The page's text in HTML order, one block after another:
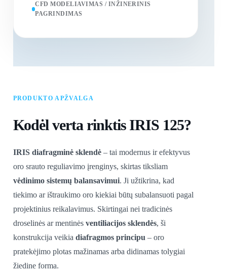
CFD MODELIAVIMAS / INŽINERINIS
PAGRINDIMAS
PRODUKTO APŽVALGA
Kodėl verta rinktis IRIS 125?
IRIS diafragminė sklendė– tai modernus ir efektyvus
oro srauto reguliavimo įrenginys, skirtas tiksliam
vėdinimo sistemų balansavimui. Ji užtikrina, kad
tiekimo ar ištraukimo oro kiekiai būtų subalansuoti pagal
projektinius reikalavimus. Skirtingai nei tradicinės
droselinės ar mentinės ventiliacijos sklendės, ši
konstrukcija veikia diafragmos principu – oro
pratekėjimo plotas mažinamas arba didinamas tolygiai
žiedine forma.